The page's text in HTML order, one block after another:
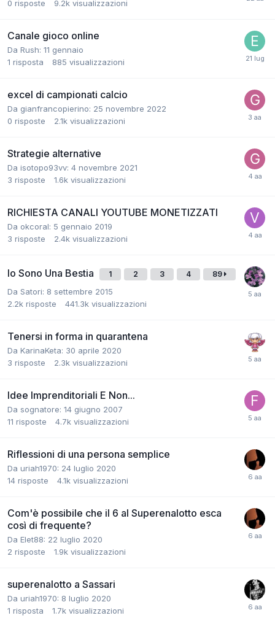
0 risposte 9.2k visualizzazioni
Canale gioco online
Da Rush: 11 gennaio
1 risposta 885 visualizzazioni
excel di campionati calcio
Da gianfrancopierino: 25 novembre 2022
0 risposte 2.1k visualizzazioni
Strategie alternative
Da isotopo93vv: 4 novembre 2021
3 risposte 1.6k visualizzazioni
RICHIESTA CANALI YOUTUBE MONETIZZATI
Da okcoral: 5 gennaio 2019
3 risposte 2.4k visualizzazioni
Io Sono Una Bestia 1 2 3 4 89
Da Satori: 8 settembre 2015
2.2k risposte 441.3k visualizzazioni
Tenersi in forma in quarantena
Da KarinaKeta: 30 aprile 2020
3 risposte 2.3k visualizzazioni
Idee Imprenditoriali E Non...
Da sognatore: 14 giugno 2007
11 risposte 4.7k visualizzazioni
Riflessioni di una persona semplice
Da uriah1970: 24 luglio 2020
14 risposte 4.1k visualizzazioni
Com'è possibile che il 6 al Superenalotto esca
così di frequente?
Da Elet88: 22 luglio 2020
2 risposte 1.9k visualizzazioni
superenalotto a Sassari
Da uriah1970: 8 luglio 2020
1 risposta 1.7k visualizzazioni